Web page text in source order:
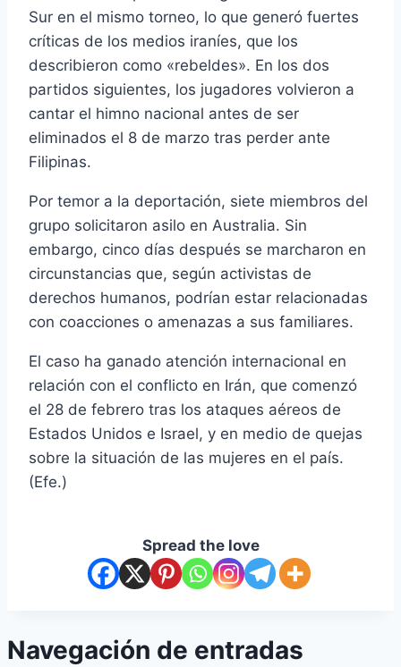
Sur en el mismo torneo, lo que generó fuertes
críticas de los medios iraníes, que los
describieron como «rebeldes». En los dos
partidos siguientes, los jugadores volvieron a
cantar el himno nacional antes de ser
eliminados el 8 de marzo tras perder ante
Filipinas.
Por temor a la deportación, siete miembros del
grupo solicitaron asilo en Australia. Sin
embargo, cinco días después se marcharon en
circunstancias que, según activistas de
derechos humanos, podrían estar relacionadas
con coacciones o amenazas a sus familiares.
El caso ha ganado atención internacional en
relación con el conflicto en Irán, que comenzó
el 28 de febrero tras los ataques aéreos de
Estados Unidos e Israel, y en medio de quejas
sobre la situación de las mujeres en el país.
(Efe.)
Spread the love
Navegación de entradas